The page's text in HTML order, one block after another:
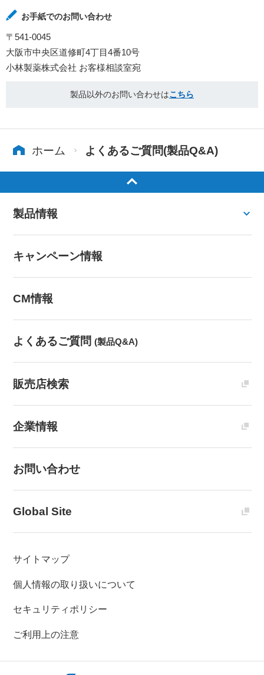
お手紙でのお問い合わせ
〒541-0045
大阪市中央区道修町4丁目4番10号
小林製薬株式会社 お客様相談室宛
製品以外のお問い合わせはこちら
ホーム よくあるご質問(製品Q&A)
製品情報
キャンペーン情報
CM情報
よくあるご質問 (製品Q&A)
販売店検索
企業情報
お問い合わせ
Global Site
サイトマップ
個人情報の取り扱いについて
セキュリティポリシー
ご利用上の注意